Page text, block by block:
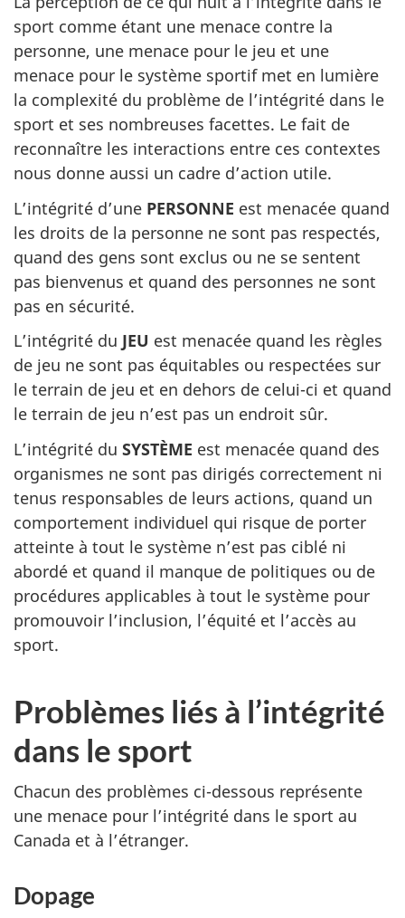
sport comme étant une menace contre la
personne, une menace pour le jeu et une
menace pour le système sportif met en lumière
la complexité du problème de l’intégrité dans le
sport et ses nombreuses facettes. Le fait de
reconnaître les interactions entre ces contextes
nous donne aussi un cadre d’action utile.
L’intégrité d’une PERSONNE est menacée quand
les droits de la personne ne sont pas respectés,
quand des gens sont exclus ou ne se sentent
pas bienvenus et quand des personnes ne sont
pas en sécurité.
L’intégrité du JEU est menacée quand les règles
de jeu ne sont pas équitables ou respectées sur
le terrain de jeu et en dehors de celui-ci et quand
le terrain de jeu n’est pas un endroit sûr.
L’intégrité du SYSTÈME est menacée quand des
organismes ne sont pas dirigés correctement ni
tenus responsables de leurs actions, quand un
comportement individuel qui risque de porter
atteinte à tout le système n’est pas ciblé ni
abordé et quand il manque de politiques ou de
procédures applicables à tout le système pour
promouvoir l’inclusion, l’équité et l’accès au
sport.
Problèmes liés à l’intégrité
dans le sport
Chacun des problèmes ci-dessous représente
une menace pour l’intégrité dans le sport au
Canada et à l’étranger.
Dopage